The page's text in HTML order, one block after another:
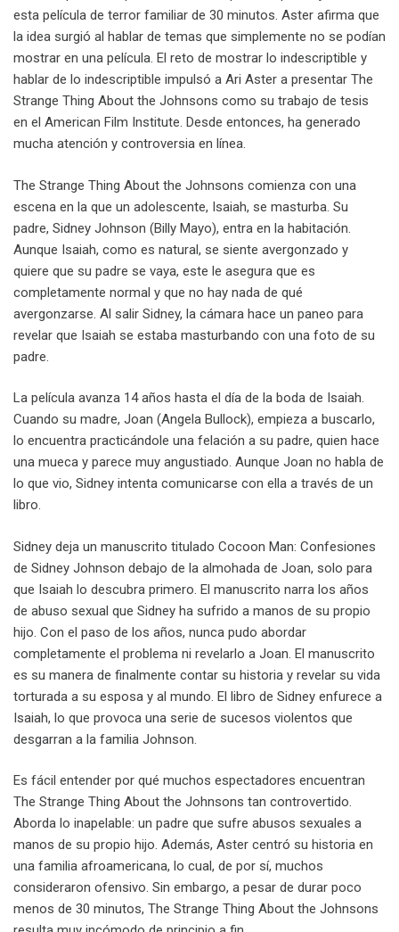
esta película de terror familiar de 30 minutos. Aster afirma que
la idea surgió al hablar de temas que simplemente no se podían
mostrar en una película. El reto de mostrar lo indescriptible y
hablar de lo indescriptible impulsó a Ari Aster a presentar The
Strange Thing About the Johnsons como su trabajo de tesis
en el American Film Institute. Desde entonces, ha generado
mucha atención y controversia en línea.
The Strange Thing About the Johnsons comienza con una
escena en la que un adolescente, Isaiah, se masturba. Su
padre, Sidney Johnson (Billy Mayo), entra en la habitación.
Aunque Isaiah, como es natural, se siente avergonzado y
quiere que su padre se vaya, este le asegura que es
completamente normal y que no hay nada de qué
avergonzarse. Al salir Sidney, la cámara hace un paneo para
revelar que Isaiah se estaba masturbando con una foto de su
padre.
La película avanza 14 años hasta el día de la boda de Isaiah.
Cuando su madre, Joan (Angela Bullock), empieza a buscarlo,
lo encuentra practicándole una felación a su padre, quien hace
una mueca y parece muy angustiado. Aunque Joan no habla de
lo que vio, Sidney intenta comunicarse con ella a través de un
libro.
Sidney deja un manuscrito titulado Cocoon Man: Confesiones
de Sidney Johnson debajo de la almohada de Joan, solo para
que Isaiah lo descubra primero. El manuscrito narra los años
de abuso sexual que Sidney ha sufrido a manos de su propio
hijo. Con el paso de los años, nunca pudo abordar
completamente el problema ni revelarlo a Joan. El manuscrito
es su manera de finalmente contar su historia y revelar su vida
torturada a su esposa y al mundo. El libro de Sidney enfurece a
Isaiah, lo que provoca una serie de sucesos violentos que
desgarran a la familia Johnson.
Es fácil entender por qué muchos espectadores encuentran
The Strange Thing About the Johnsons tan controvertido.
Aborda lo inapelable: un padre que sufre abusos sexuales a
manos de su propio hijo. Además, Aster centró su historia en
una familia afroamericana, lo cual, de por sí, muchos
consideraron ofensivo. Sin embargo, a pesar de durar poco
menos de 30 minutos, The Strange Thing About the Johnsons